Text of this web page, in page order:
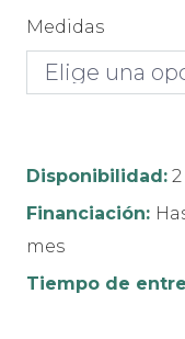
Disponibilidad:
Financiación:
mes
Tiempo de
Medidas